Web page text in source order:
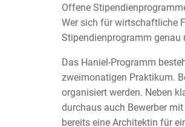
Offene
Wer sich für wirtschaftliche
Stipendienprogramm genau
Das Haniel-Programm
zweimonatigen Praktikum.
organisiert werden. Neben
durchaus auch Bewerber
bereits eine Architektin für